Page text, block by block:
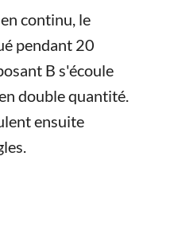
continu, le
pendant 20
B s'écoule
double quantité.
ensuite